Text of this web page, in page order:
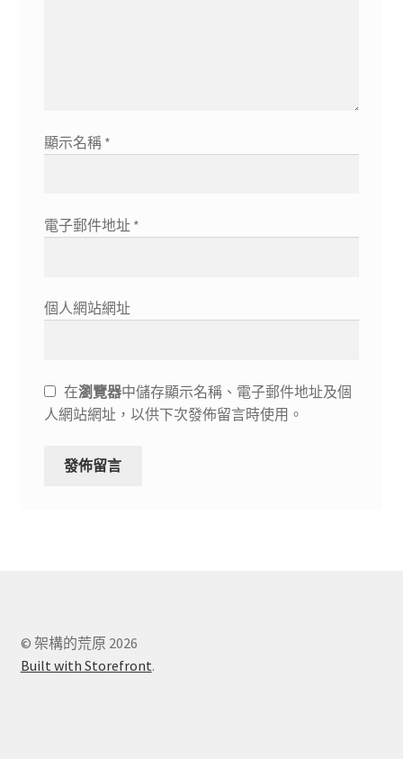
顯示名稱 *
電子郵件地址 *
個人網站網址
在瀏覽器中儲存顯示名稱、電子郵件地址及個
人網站網址，以供下次發佈留言時使用。
© 架構的荒原 2026
Built with Storefront.